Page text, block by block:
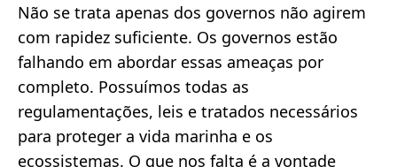
Não se trata apenas dos governos não agirem
com rapidez suficiente. Os governos estão
falhando em abordar essas ameaças por
completo. Possuímos todas as
regulamentações, leis e tratados necessários
para proteger a vida marinha e os
ecossistemas. O que nos falta é a vontade